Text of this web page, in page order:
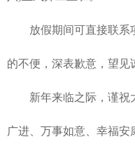
放假期间可直接联系
的不便，深表歉意，望见
新年来临之际，谨祝
广进、万事如意、幸福安